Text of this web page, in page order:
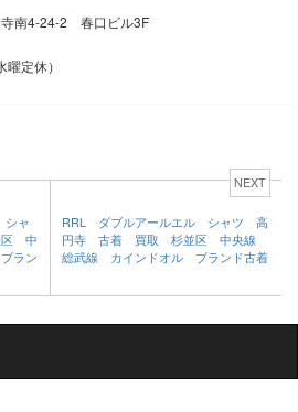
寺南4-24-2 春口ビル3F
定休）
ャ
中
ラン
NEXT
RRL ダブルアールエル シャツ 高
円寺 古着 買取 杉並区 中央線
総武線 カインドオル ブランド古着